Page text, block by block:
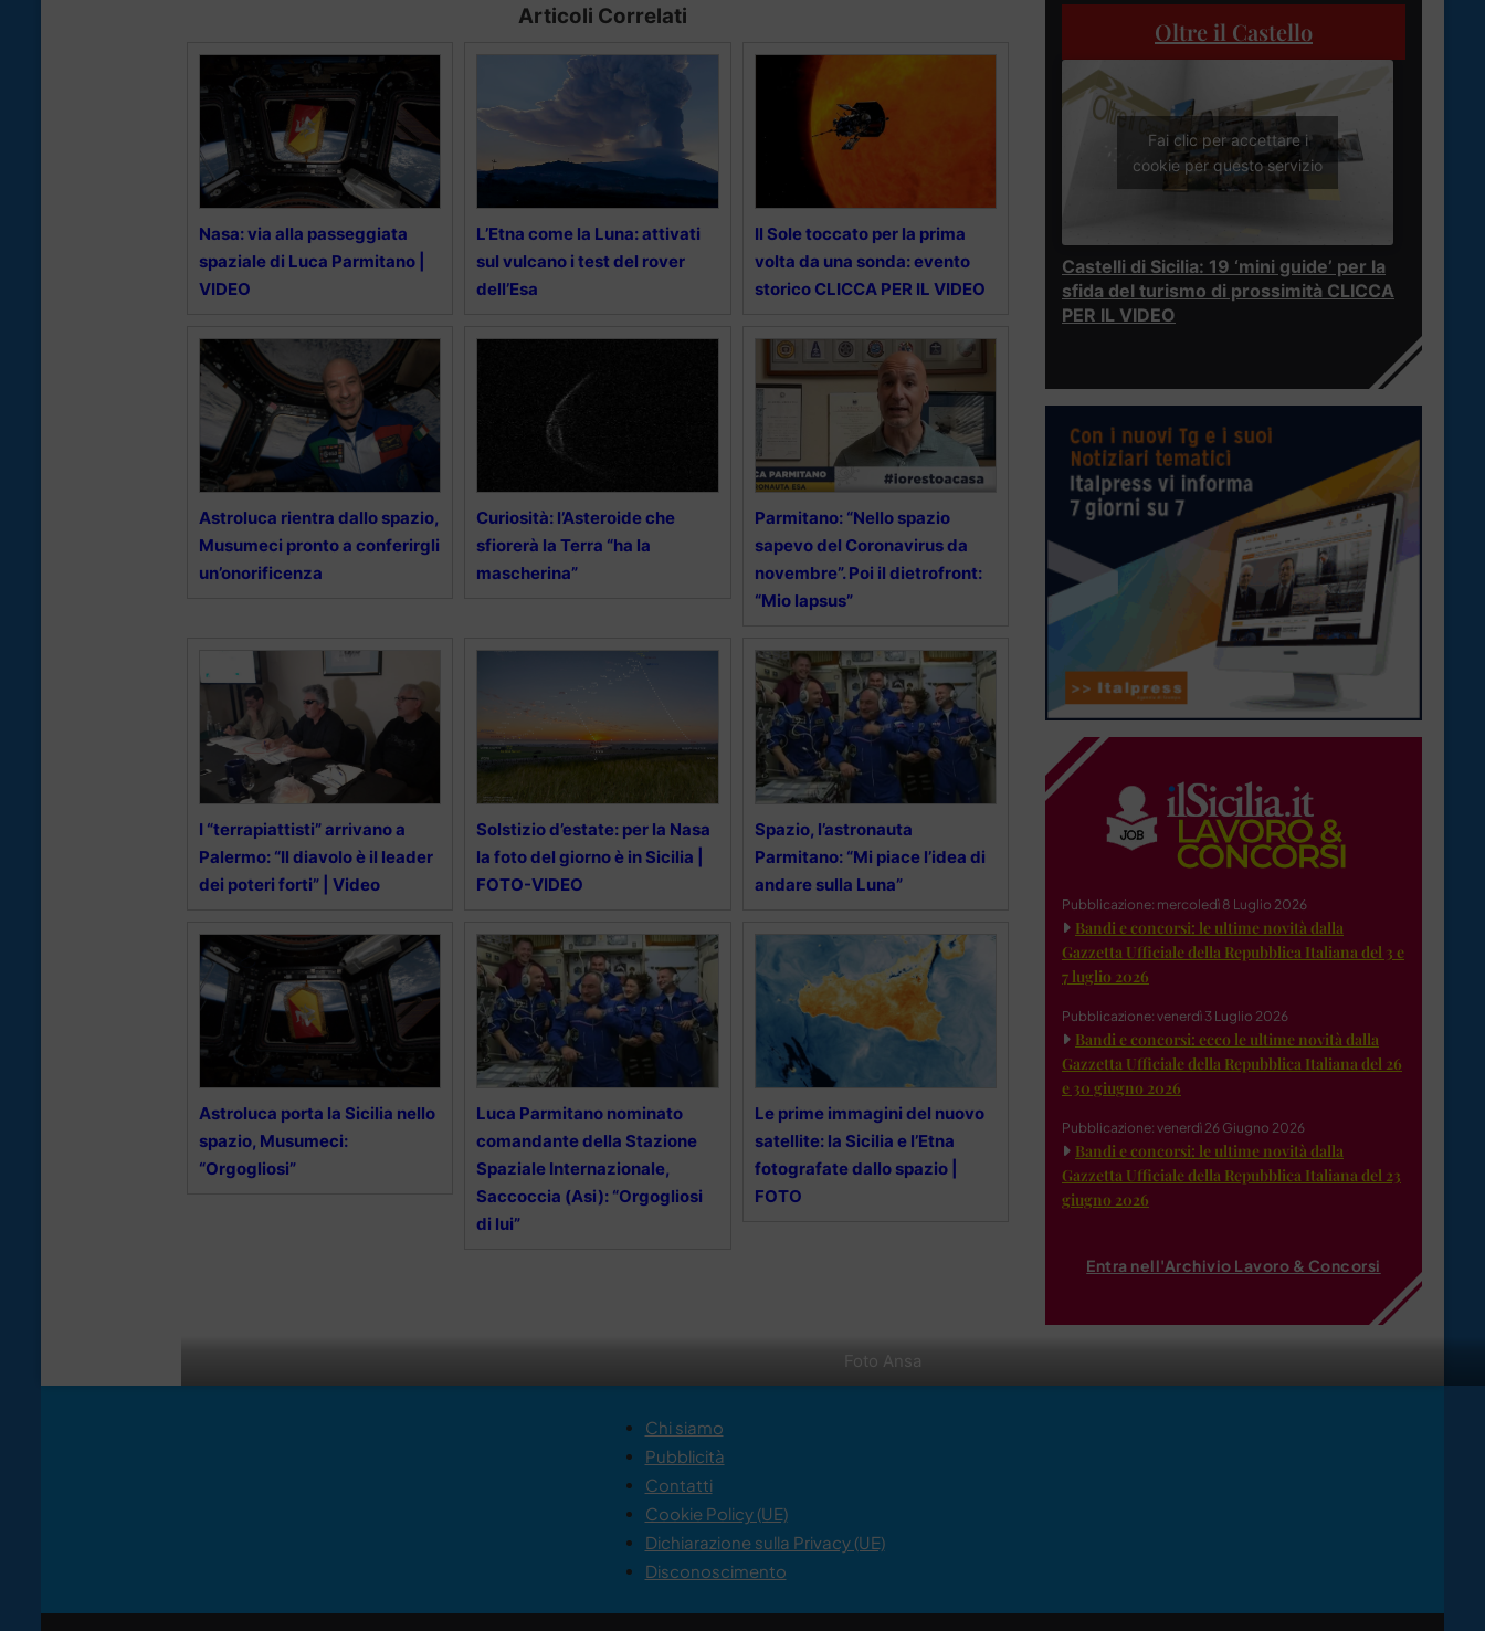
Foto Ansa
Articoli Correlati
Nasa: via alla passeggiata
spaziale di Luca Parmitano |
VIDEO
L’Etna come la Luna: attivati
sul vulcano i test del rover
dell’Esa
Il Sole toccato per la prima
volta da una sonda: evento
storico CLICCA PER IL VIDEO
Astroluca rientra dallo spazio,
Musumeci pronto a conferirgli
un’onorificenza
Curiosità: l’Asteroide che
sfiorerà la Terra “ha la
mascherina”
Parmitano: “Nello spazio
sapevo del Coronavirus da
novembre”. Poi il dietrofront:
“Mio lapsus”
I “terrapiattisti” arrivano a
Palermo: “Il diavolo è il leader
dei poteri forti” | Video
Solstizio d’estate: per la Nasa
la foto del giorno è in Sicilia |
FOTO-VIDEO
Spazio, l’astronauta
Parmitano: “Mi piace l’idea di
andare sulla Luna”
Astroluca porta la Sicilia nello
spazio, Musumeci:
“Orgogliosi”
Luca Parmitano nominato
comandante della Stazione
Spaziale Internazionale,
Saccoccia (Asi): “Orgogliosi
di lui”
Le prime immagini del nuovo
satellite: la Sicilia e l’Etna
fotografate dallo spazio |
FOTO
Oltre il Castello
Fai clic per accettare i
cookie per questo servizio
Castelli di Sicilia: 19 ‘mini guide’ per la
sfida del turismo di prossimità CLICCA
PER IL VIDEO
Pubblicazione: mercoledì 8 Luglio 2026
Bandi e concorsi: le ultime novità dalla
Gazzetta Ufficiale della Repubblica Italiana del 3 e
7 luglio 2026
Pubblicazione: venerdì 3 Luglio 2026
Bandi e concorsi: ecco le ultime novità dalla
Gazzetta Ufficiale della Repubblica Italiana del 26
e 30 giugno 2026
Pubblicazione: venerdì 26 Giugno 2026
Bandi e concorsi: le ultime novità dalla
Gazzetta Ufficiale della Repubblica Italiana del 23
giugno 2026
Entra nell'Archivio Lavoro & Concorsi
Chi siamo
Pubblicità
Contatti
Cookie Policy (UE)
Dichiarazione sulla Privacy (UE)
Disconoscimento